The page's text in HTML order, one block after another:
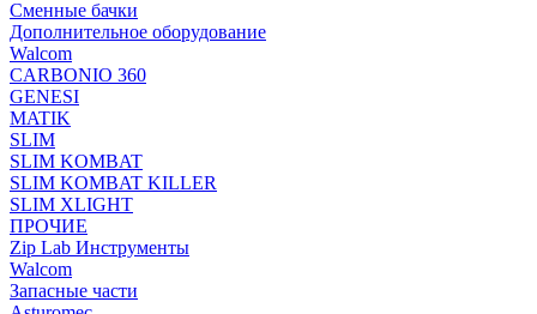
Сменные бачки
Дополнительное оборудование
Walcom
CARBONIO 360
GENESI
MATIK
SLIM
SLIM KOMBAT
SLIM KOMBAT KILLER
SLIM XLIGHT
ПРОЧИЕ
Zip Lab Инструменты
Walсom
Запасные части